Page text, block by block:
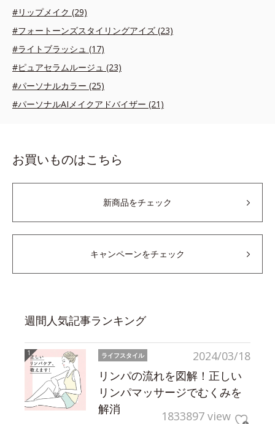
#リップメイク (29)
#フォートーンズスタイリングアイズ (23)
#ライトブラッシュ (17)
#ピュアセラムルージュ (23)
#パーソナルカラー (25)
#パーソナルAIメイクアドバイザー (21)
お買いものはこちら
新商品をチェック
キャンペーンをチェック
週間人気記事ランキング
2024/03/18
ライフスタイル
リンパの流れを図解！正しい
リンパマッサージでむくみを
解消
1833897 view